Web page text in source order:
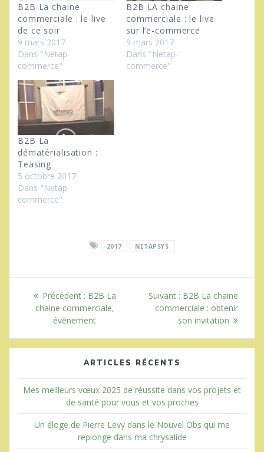
B2B La chaine
commerciale : le live
de ce soir
9 mars 2017
Dans "Netap-
commerce"
B2B LA chaine
commerciale : le live
sur l’e-commerce
9 mars 2017
Dans "Netap-
commerce"
B2B La
dématérialisation :
Teasing
5 octobre 2017
Dans "Netap-
commerce"
2017 NETAPSYS
Navigation
l’article
Précédent : Article
précédent
:
B2B La
chaine commerciale,
évènement
Suivant : Article
suivant
:
B2B La chaine
commerciale : obtenir
son invitation
ARTICLES RÉCENTS
Mes meilleurs vœux 2025 de réussite dans vos projets et
de santé pour vous et vos proches
Un éloge de Pierre Levy dans le Nouvel Obs qui me
replonge dans ma chrysalide